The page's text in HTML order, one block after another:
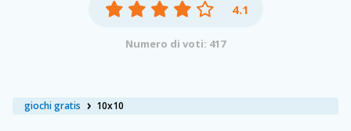
giochi gratis 10x10
4.1
Numero di voti: 417